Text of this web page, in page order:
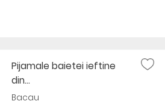
Pijamale baietei ieftine
din...
Bacau